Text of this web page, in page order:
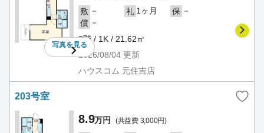
写真を見る
敷 － 礼 1ヶ月 保 －
償 －
2階 / 1K / 21.62㎡
2026/08/04 更新
ハウスコム 元住吉店
203号室
8.9万円 (共益費 3,000円)